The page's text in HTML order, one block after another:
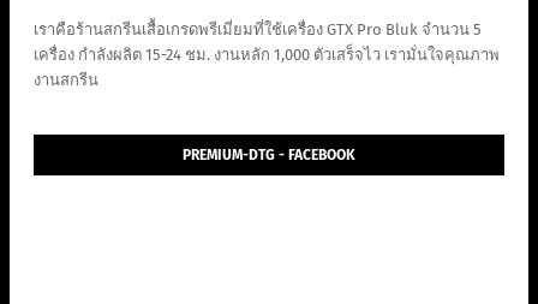
เราคือร้านสกรีนเสื้อเกรดพรีเมี่ยมที่ใช้เครื่อง GTX Pro Bluk จำนวน 5
เครื่อง กำลังผลิต 15-24 ชม. งานหลัก 1,000 ตัวเสร็จไว เรามั่นใจคุณภาพ
งานสกรีน
PREMIUM-DTG - FACEBOOK